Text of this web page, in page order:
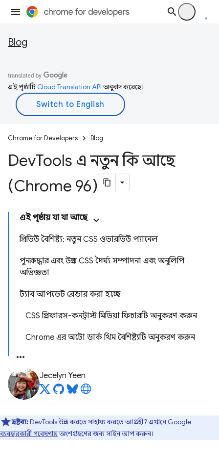
Blog
এই পৃষ্ঠাটিCloud Translation APIঅনুবাদ করেছে।
Chrome for Developers Blog
DevTools এ নতুন কি আছে
(Chrome 96)
এই পৃষ্ঠায় যা যা আছে
প্রিভিউ বৈশিষ্ট্য: নতুন CSS ওভারভিউ প্যানেল
পুনরুদ্ধার এবং উন্নত CSS দৈর্ঘ্য সম্পাদনা এবং অনুলিপি
অভিজ্ঞতা
ট্যাব আপডেট রেন্ডার করা হচ্ছে
CSS প্রিফারস-কনট্রাস্ট মিডিয়া ফিচারটি অনুকরণ করুন
Chrome এর অটো ডার্ক থিম বৈশিষ্ট্যটি অনুকরণ করুন
Jecelyn Yeen
দ্রষ্টব্য:DevTools উন্নত করতে সাহায্য করতে আগ্রহী?এখানে Google
ব্যবহারকারী গবেষণায়অংশগ্রহণের জন্য সাইন আপ করুন।